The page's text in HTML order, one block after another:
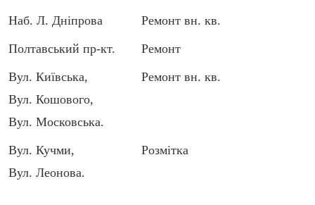
Наб. Л. Дніпрова
Ремонт вн. кв.
Полтавський пр-кт.
Ремонт
Вул. Київська,
Вул. Кошового,
Вул. Московська.
Ремонт вн. кв.
Вул. Кучми,
Вул. Леонова.
Розмітка